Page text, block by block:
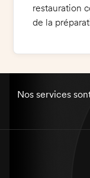
restauration
de la
ainsi que de
Nos services